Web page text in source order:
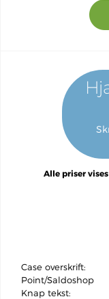
Alle priser
Case overskrift:
Point/Saldoshop
Knap tekst: